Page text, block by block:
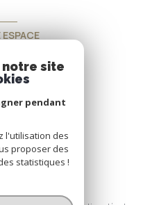
notre site
pendant
l'utilisation des
proposer des
statistiques !